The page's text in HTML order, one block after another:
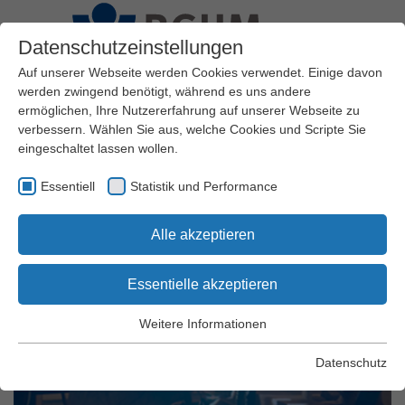
Gute Fertigungsgestaltung
Unterflur-Schweißanlage
Datenschutzeinstellungen
Auf unserer Webseite werden Cookies verwendet. Einige davon
werden zwingend benötigt, während es uns andere
ermöglichen, Ihre Nutzererfahrung auf unserer Webseite zu
verbessern. Wählen Sie aus, welche Cookies und Scripte Sie
eingeschaltet lassen wollen.
Essentiell Statistik und Performance
Alle akzeptieren
Essentielle akzeptieren
Essentielle Cookies werden für grundlegende Funktionen der
Webseite einwandfrei funktioniert.
Weitere Informationen
Datenschutz